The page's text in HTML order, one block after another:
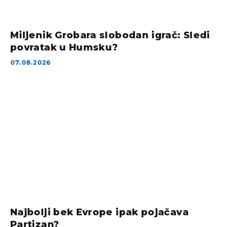
Miljenik Grobara slobodan igrač: Sledi
povratak u Humsku?
07.08.2026
Najbolji bek Evrope ipak pojačava
Partizan?